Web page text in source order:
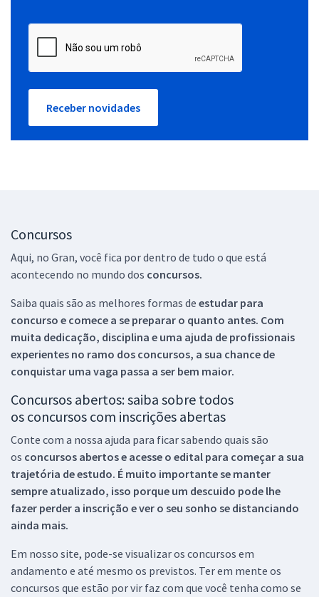
Receber novidades
Concursos
Aqui, no Gran, você fica por dentro de tudo o que está
acontecendo no mundo dos concursos.
Saiba quais são as melhores formas de estudar para
concurso e comece a se preparar o quanto antes. Com
muita dedicação, disciplina e uma ajuda de profissionais
experientes no ramo dos concursos, a sua chance de
conquistar uma vaga passa a ser bem maior.
Concursos abertos: saiba sobre todos
os concursos com inscrições abertas
Conte com a nossa ajuda para ficar sabendo quais são
os concursos abertos e acesse o edital para começar a sua
trajetória de estudo. É muito importante se manter
sempre atualizado, isso porque um descuido pode lhe
fazer perder a inscrição e ver o seu sonho se distanciando
ainda mais.
Em nosso site, pode-se visualizar os concursos em
andamento e até mesmo os previstos. Ter em mente os
concursos que estão por vir faz com que você tenha como se